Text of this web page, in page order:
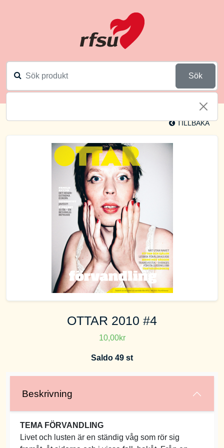
Sök
TILLBAKA
OTTAR 2010 #4
10,00kr
Saldo 49 st
Beskrivning
TEMA FÖRVANDLING
Livet och lusten är en ständig våg som rör sig